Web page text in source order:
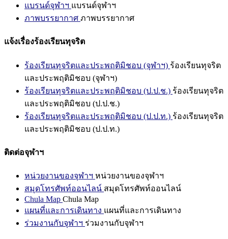
แบรนด์จุฬาฯ แบรนด์จุฬาฯ
ภาพบรรยากาศ ภาพบรรยากาศ
แจ้งเรื่องร้องเรียนทุจริต
ร้องเรียนทุจริตและประพฤติมิชอบ (จุฬาฯ) ร้องเรียนทุจริต
และประพฤติมิชอบ (จุฬาฯ)
ร้องเรียนทุจริตและประพฤติมิชอบ (ป.ป.ช.) ร้องเรียนทุจริต
และประพฤติมิชอบ (ป.ป.ช.)
ร้องเรียนทุจริตและประพฤติมิชอบ (ป.ป.ท.) ร้องเรียนทุจริต
และประพฤติมิชอบ (ป.ป.ท.)
ติดต่อจุฬาฯ
หน่วยงานของจุฬาฯ หน่วยงานของจุฬาฯ
สมุดโทรศัพท์ออนไลน์ สมุดโทรศัพท์ออนไลน์
Chula Map Chula Map
แผนที่และการเดินทาง แผนที่และการเดินทาง
ร่วมงานกับจุฬาฯ ร่วมงานกับจุฬาฯ